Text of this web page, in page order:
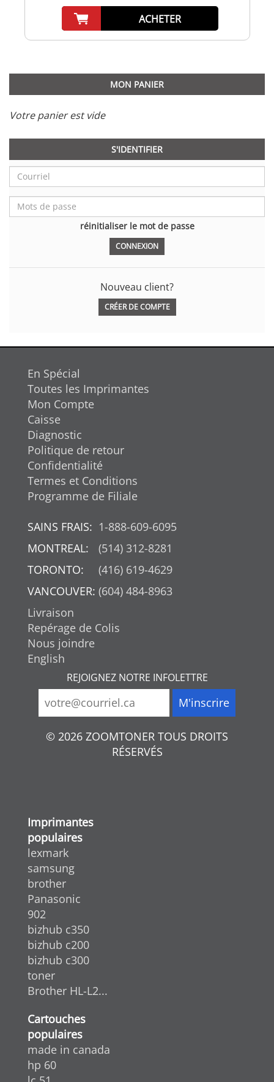
ACHETER
MON PANIER
Votre panier est vide
S'IDENTIFIER
réinitialiser le mot de passe
Nouveau client?
CRÉER DE COMPTE
En Spécial
Toutes les Imprimantes
Mon Compte
Caisse
Diagnostic
Politique de retour
Confidentialité
Termes et Conditions
Programme de Filiale
SAINS FRAIS: 1-888-609-6095
MONTREAL:
(514) 312-8281
TORONTO:
(416) 619-4629
VANCOUVER: (604) 484-8963
Livraison
Repérage de Colis
Nous joindre
English
REJOIGNEZ NOTRE INFOLETTRE
© 2026 ZOOMTONER TOUS DROITS
RÉSERVÉS
Imprimantes
populaires
lexmark
samsung
brother
Panasonic
902
bizhub c350
bizhub c200
bizhub c300
toner
Brother HL-L2...
Cartouches
populaires
made in canada
hp 60